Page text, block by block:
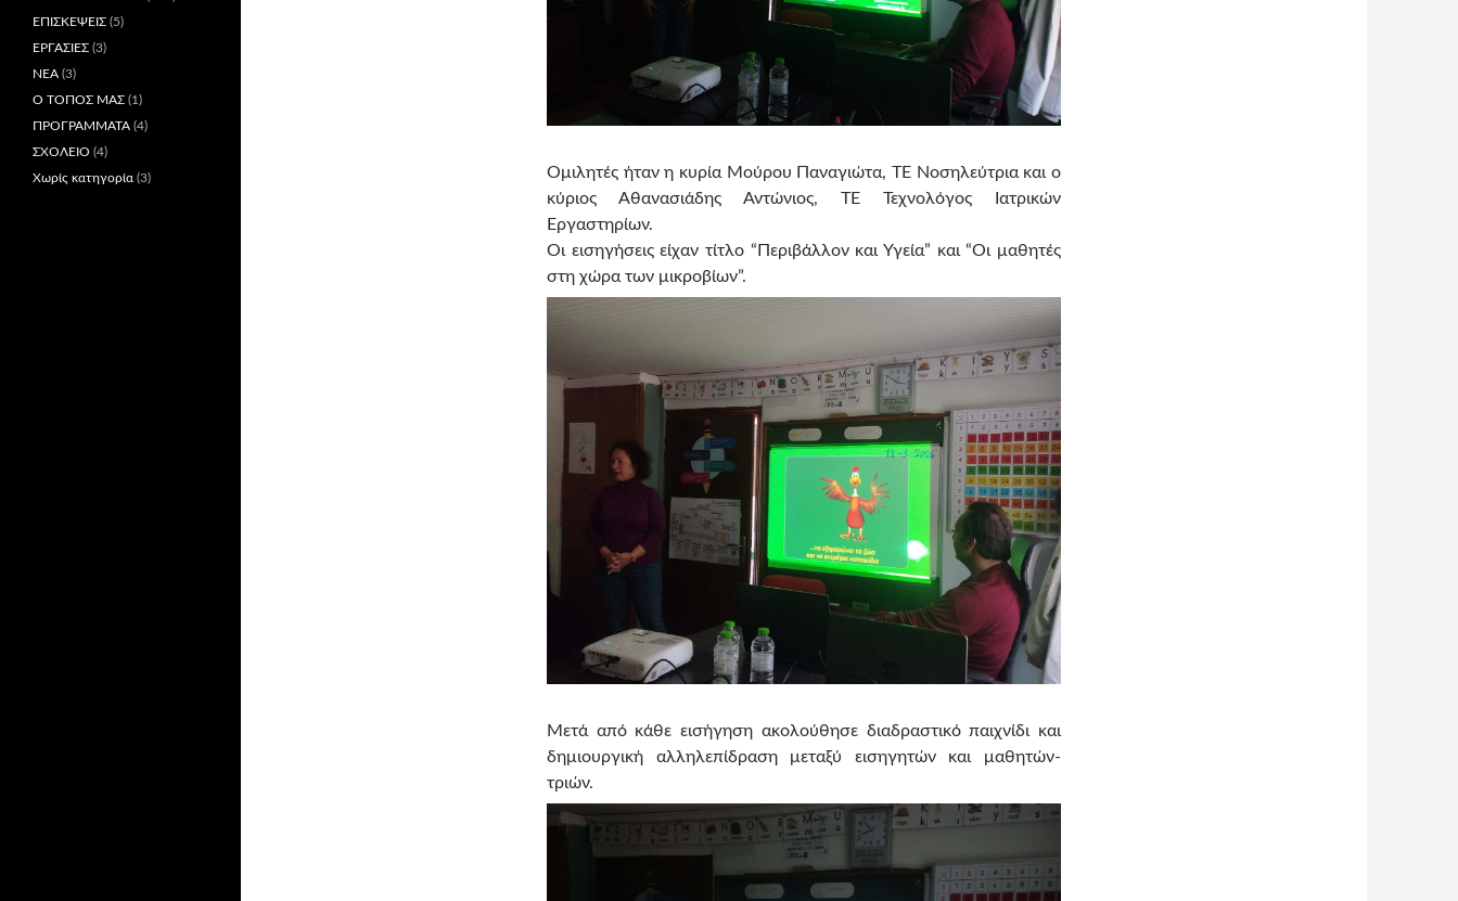
Ομιλητές ήταν η κυρία Μούρου Παναγιώτα, ΤΕ Νοσηλεύτρια και ο
κύριος Αθανασιάδης Αντώνιος, ΤΕ Τεχνολόγος Ιατρικών
Εργαστηρίων.
Οι εισηγήσεις είχαν τίτλο “Περιβάλλον και Υγεία” και “Οι μαθητές
στη χώρα των μικροβίων”.
Μετά από κάθε εισήγηση ακολούθησε διαδραστικό παιχνίδι και
δημιουργική αλληλεπίδραση μεταξύ εισηγητών και μαθητών-
τριών.
ΕΠΙΣΚΕΨΕΙΣ (5)
ΕΡΓΑΣΙΕΣ (3)
ΝΕΑ (3)
Ο ΤΟΠΟΣ ΜΑΣ (1)
ΠΡΟΓΡΑΜΜΑΤΑ (4)
ΣΧΟΛΕΙΟ (4)
Χωρίς κατηγορία (3)